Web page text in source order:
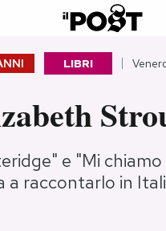
LIBRI
e "Mi
a raccontarlo in